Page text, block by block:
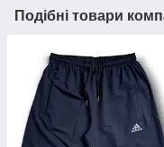
Подібні товари